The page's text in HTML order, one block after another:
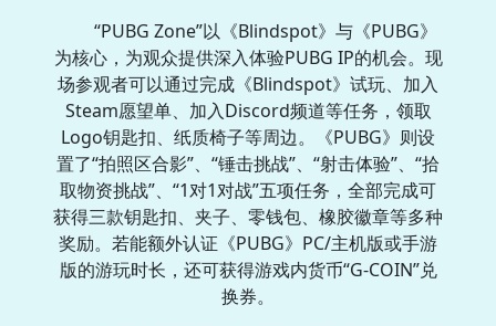
“PUBG Zone”以《Blindspot》与《PUBG》
为核心，为观众提供深入体验PUBG IP的机会。现
场参观者可以通过完成《Blindspot》试玩、加入
Steam愿望单、加入Discord频道等任务，领取
Logo钥匙扣、纸质椅子等周边。《PUBG》则设
置了“拍照区合影”、“锤击挑战”、“射击体验”、“拾
取物资挑战”、“1对1对战”五项任务，全部完成可
获得三款钥匙扣、夹子、零钱包、橡胶徽章等多种
奖励。若能额外认证《PUBG》PC/主机版或手游
版的游玩时长，还可获得游戏内货币“G-COIN”兑
换券。